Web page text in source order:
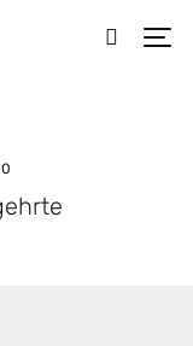
0